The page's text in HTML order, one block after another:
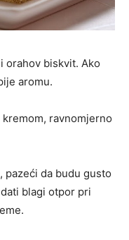
orahov biskvit. Ako
aromu.
ravnomjerno
pazeći da budu gusto
blagi otpor pri